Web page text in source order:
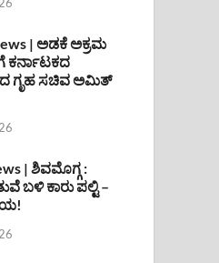
| ಅಡಕೆ ಅಕ್ರಮ
ಕರ್ನಾಟಕದ
ಗೃಹ ಸಚಿವ ಅಮಿತ್
| ಶಿವಮೊಗ್ಗ :
ಬಳಿ ಕಾರು ಪಲ್ಟಿ –